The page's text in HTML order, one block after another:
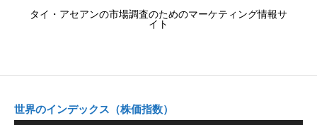
タイ・アセアンの市場調査のためのマーケティング情報サ
イト
世界のインデックス（株価指数）